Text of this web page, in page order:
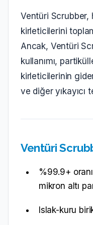
Ventüri Scrubber,
kirleticilerini
Ancak, Ventüri
kullanımı,
kirleticilerinin
ve diğer yıkayıcı
Ventüri
%99.9+
mikron altı
Islak-kuru